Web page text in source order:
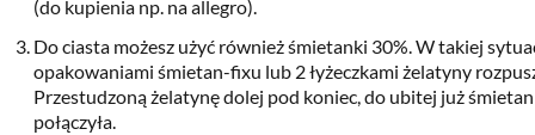
(do kupienia np. na allegro).
Do ciasta możesz użyć również śmietanki 30%. W takiej
opakowaniami śmietan-fixu lub 2 łyżeczkami żelatyny
Przestudzoną żelatynę dolej pod koniec, do ubitej już
połączyła.